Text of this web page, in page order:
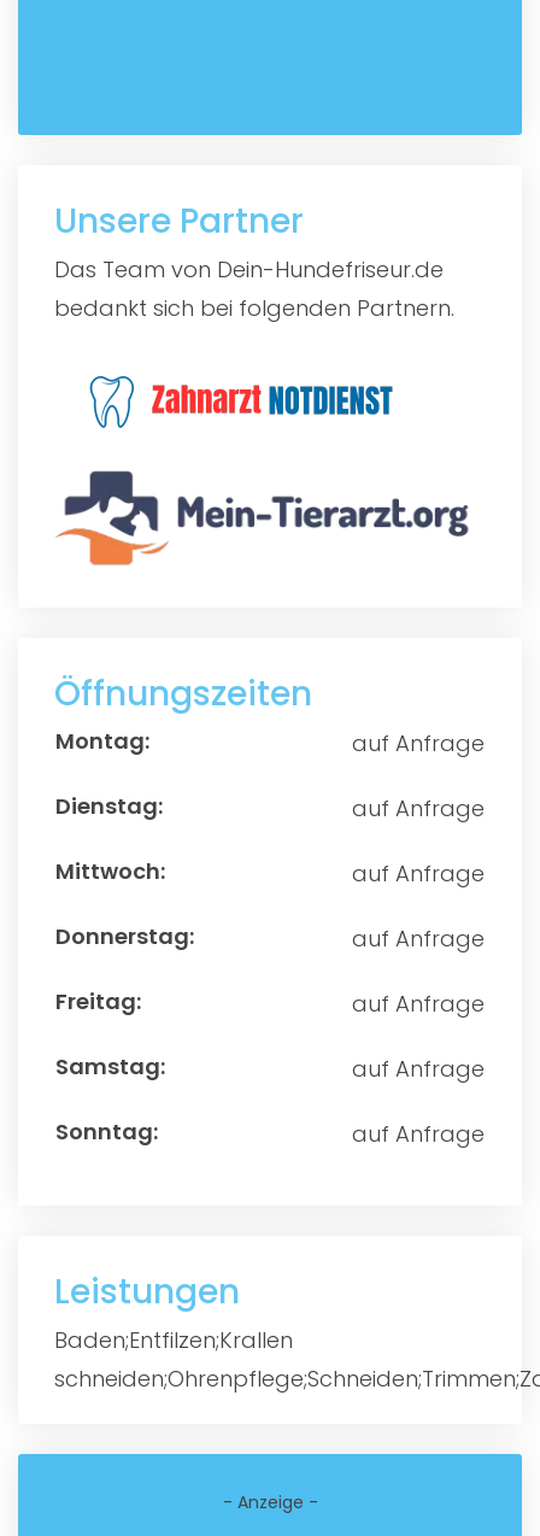
Unsere Partner
Das Team von Dein-Hundefriseur.de
bedankt sich bei folgenden Partnern.
Öffnungszeiten
auf Anfrage
auf Anfrage
auf Anfrage
auf Anfrage
auf Anfrage
auf Anfrage
auf Anfrage
Leistungen
Baden;Entfilzen;Krallen
- Anzeige -